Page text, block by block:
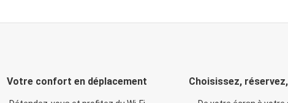
Votre confort en déplacement Choisissez,